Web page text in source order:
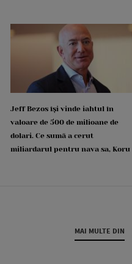
Jeff Bezos își vinde iahtul în
valoare de 500 de milioane de
dolari. Ce sumă a cerut
miliardarul pentru nava sa, Koru
MAI MULTE DIN